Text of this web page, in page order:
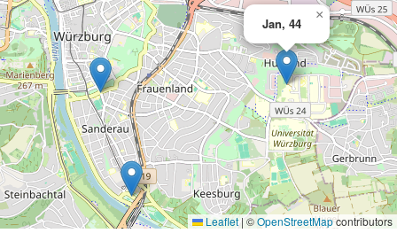
Jan, 44
×
Leaflet | ©OpenStreetMapcontributors